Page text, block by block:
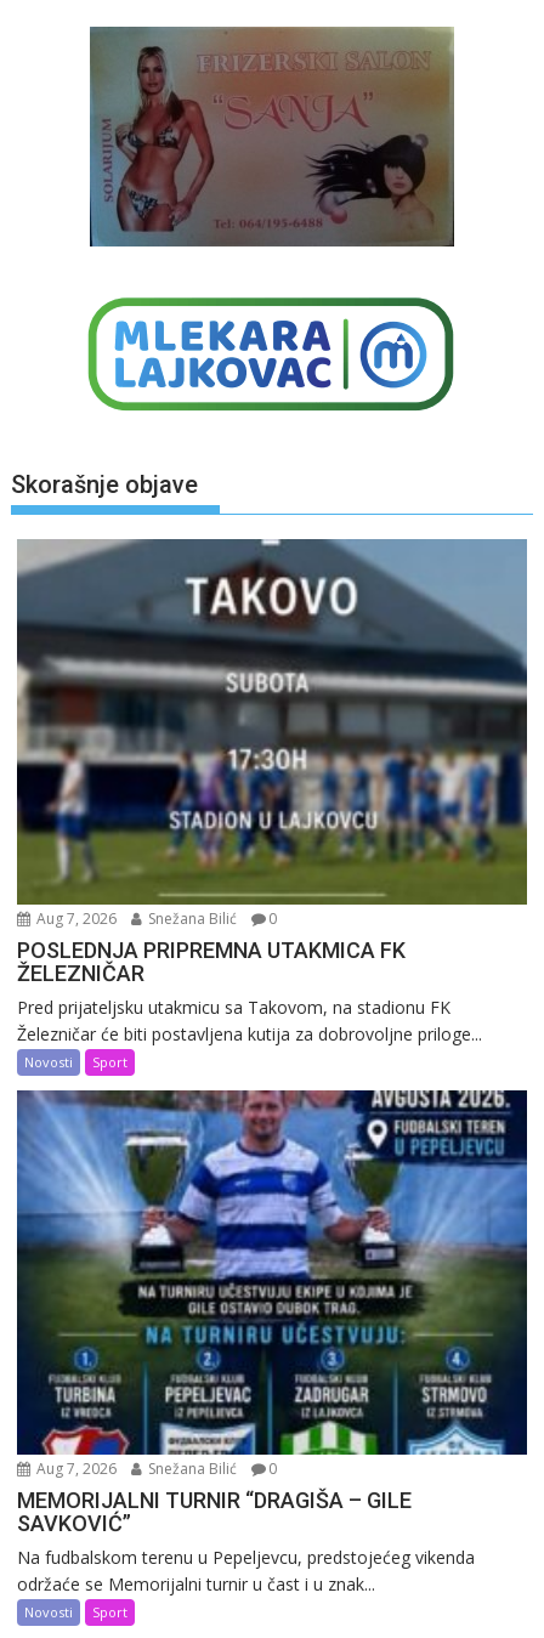
Skorašnje objave
Aug 7, 2026 Snežana Bilić 0
POSLEDNJA PRIPREMNA UTAKMICA FK
ŽELEZNIČAR
Pred prijateljsku utakmicu sa Takovom, na stadionu FK
Železničar će biti postavljena kutija za dobrovoljne priloge...
Novosti Sport
Aug 7, 2026 Snežana Bilić 0
MEMORIJALNI TURNIR “DRAGIŠA – GILE
SAVKOVIĆ”
Na fudbalskom terenu u Pepeljevcu, predstojećeg vikenda
održaće se Memorijalni turnir u čast i u znak...
Novosti Sport